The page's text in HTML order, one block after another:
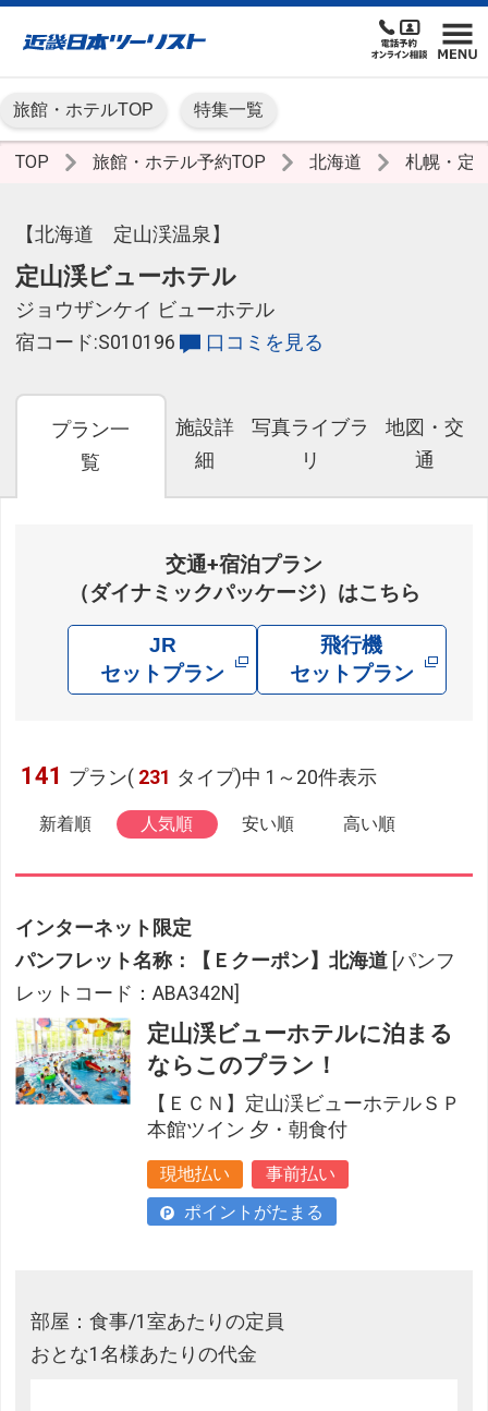
旅館・ホテルTOP 特集一覧
TOP 旅館・ホテル予約TOP 北海道 札幌・定
【北海道 定山渓温泉】
定山渓ビューホテル
ジョウザンケイ ビューホテル
宿コード:S010196
口コミを見る
プラン一
覧
施設詳
細
写真ライブラ
リ
地図・交
通
交通+宿泊プラン
（ダイナミックパッケージ）はこちら
JR
セットプラン
飛行機
セットプラン
141 プラン( 231 タイプ)中 1～20件表示
新着順 人気順 安い順 高い順
インターネット限定
パンフレット名称：【Ｅクーポン】北海道 [パンフ
レットコード：ABA342N]
定山渓ビューホテルに泊まる
ならこのプラン！
【ＥＣＮ】定山渓ビューホテルＳＰ
本館ツイン 夕・朝食付
現地払い
事前払い
ポイントがたまる
部屋：食事/1室あたりの定員
おとな1名様あたりの代金